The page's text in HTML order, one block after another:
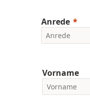
Anrede
Vorname